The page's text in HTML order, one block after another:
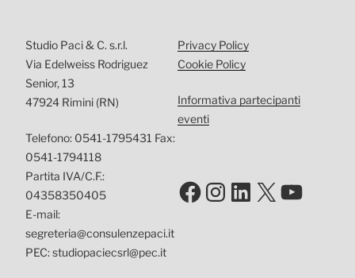
Studio Paci & C. s.r.l.
Via Edelweiss Rodriguez
Senior, 13
47924 Rimini (RN)
Telefono: 0541-1795431 Fax:
0541-1794118
Partita IVA/C.F.:
04358350405
E-mail:
segreteria@consulenzepaci.it
PEC: studiopaciecsrl@pec.it
Privacy Policy
Cookie Policy
Informativa partecipanti
eventi
Facebook
Instagram
LinkedIn
X